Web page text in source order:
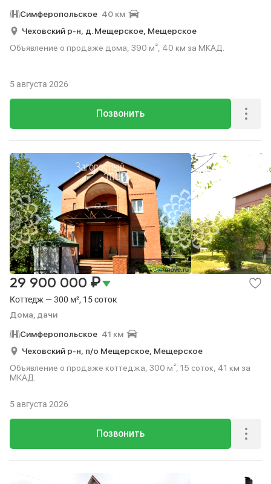
Симферопольское 40 км
Чеховский р-н, д. Мещерское, Мещерское
Объявление о продаже дома, 390 м², 40 км за МКАД.
Позвонить
5 августа 2026
Коттедж — 300 м², 15 соток
Дома, дачи
29 900 000 ₽
Симферопольское 41 км
Чеховский р-н, п/о Мещерское, Мещерское
Объявление о продаже коттеджа, 300 м², 15 соток, 41 км за
МКАД.
Позвонить
5 августа 2026